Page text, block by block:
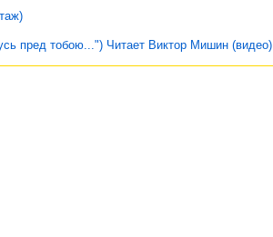
пред тобою...") Читает Виктор Мишин (видео)